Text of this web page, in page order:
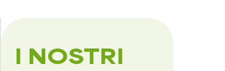
I NOSTRI